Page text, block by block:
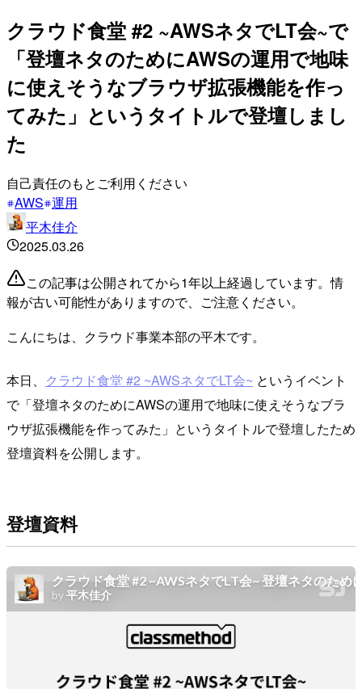
クラウド食堂 #2 ~AWSネタでLT会~で
「登壇ネタのためにAWSの運用で地味
に使えそうなブラウザ拡張機能を作っ
てみた」というタイトルで登壇しまし
た
自己責任のもとご利用ください
AWS 運用
平木佳介
2025.03.26
この記事は公開されてから1年以上経過しています。情
報が古い可能性がありますので、ご注意ください。
こんにちは、クラウド事業本部の平木です。
本日、 クラウド食堂 #2 ~AWSネタでLT会~ というイベント
で「登壇ネタのためにAWSの運用で地味に使えそうなブラ
ウザ拡張機能を作ってみた」というタイトルで登壇したため
登壇資料を公開します。
登壇資料